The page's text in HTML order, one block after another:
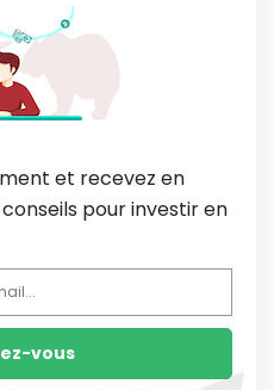
et recevez en
pour investir en